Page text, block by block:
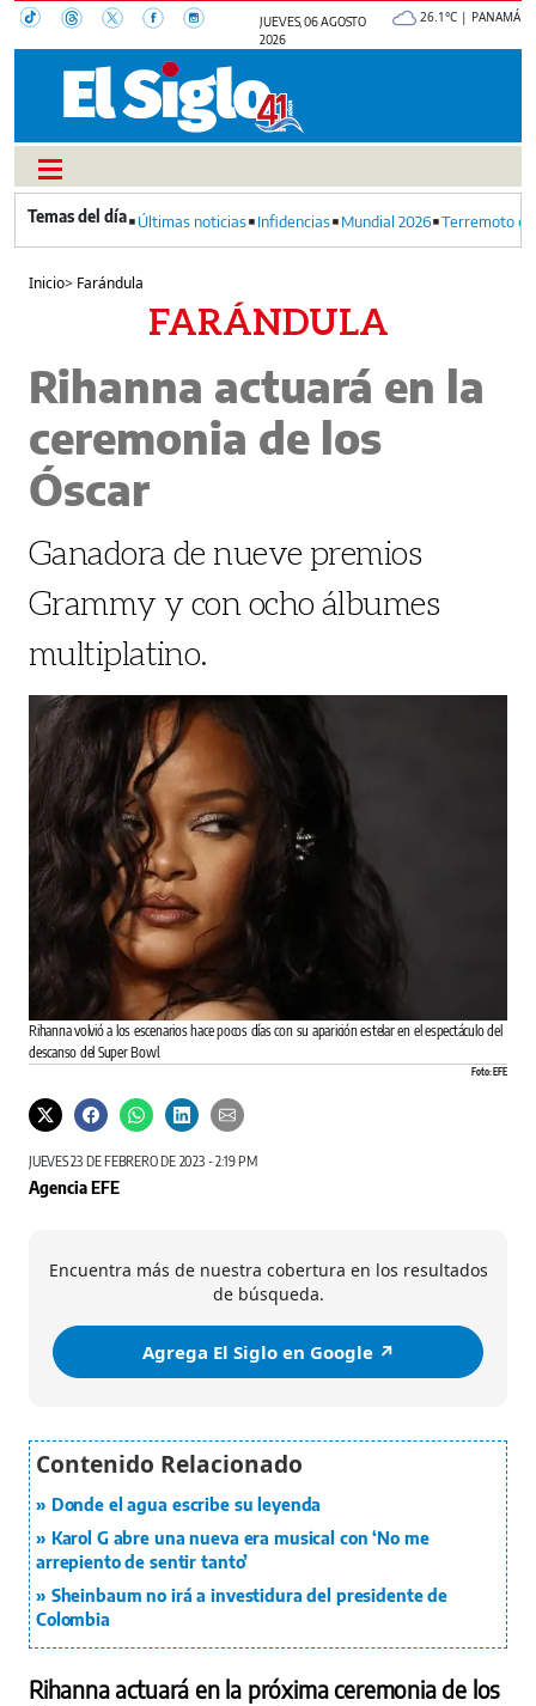
JUEVES, 06 AGOSTO
2026
26.1°C | PANAMÁ
Últimas noticias Infidencias Mundial 2026 Terremoto
Inicio> Farándula
FARÁNDULA
Rihanna actuará en la
ceremonia de los
Óscar
Ganadora de nueve premios
Grammy y con ocho álbumes
multiplatino.
Rihanna volvió a los escenarios hace pocos días con su aparición estelar en el espectáculo del
descanso del Super Bowl.
Foto: EFE
JUEVES 23 DE FEBRERO DE 2023 - 2:19 PM
Agencia EFE
Encuentra más de nuestra cobertura en los resultados
de búsqueda.
Agrega El Siglo en Google ↗️
Donde el agua escribe su leyenda
Karol G abre una nueva era musical con ‘No me
arrepiento de sentir tanto’
Sheinbaum no irá a investidura del presidente de
Colombia
Rihanna actuará en la próxima ceremonia de los